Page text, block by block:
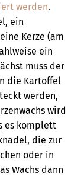
werden.
ein
Kerze (am
ein
muss der
die Kartoffel
werden,
wird
es komplett
die zur
oder in
Wachs dann